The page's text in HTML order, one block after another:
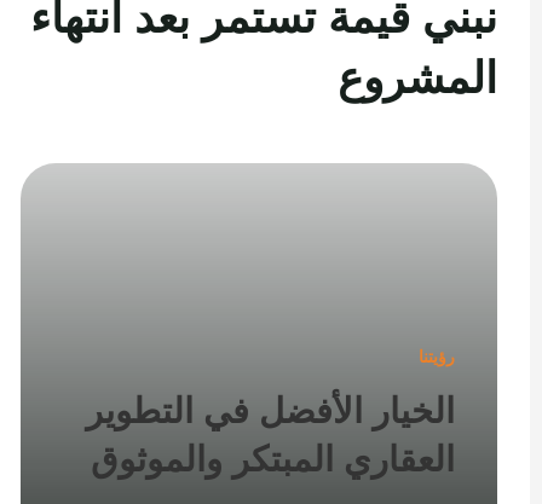
نبني قيمة تستمر بعد انتهاء
المشروع
رؤيتنا
الخيار الأفضل في التطوير
العقاري المبتكر والموثوق